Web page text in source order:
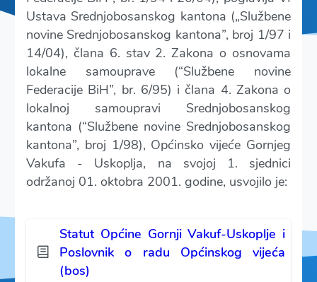
Ustava Srednjobosanskog kantona („Službene
novine Srednjobosanskog kantona”, broj 1/97 i
14/04), člana 6. stav 2. Zakona o osnovama
lokalne samouprave (“Službene novine
Federacije BiH”, br. 6/95) i člana 4. Zakona o
lokalnoj samoupravi Srednjobosanskog
kantona (“Službene novine Srednjobosanskog
kantona”, broj 1/98), Općinsko vijeće Gornjeg
Vakufa - Uskoplja, na svojoj 1. sjednici
održanoj 01. oktobra 2001. godine, usvojilo je:
Statut Općine Gornji Vakuf-Uskoplje i
Poslovnik o radu Općinskog vijeća
(bos)